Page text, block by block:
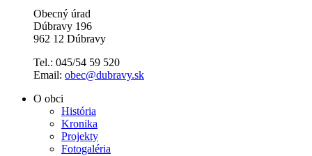
Obecný úrad
Dúbravy 196
962 12 Dúbravy
Tel.: 045/54 59 520
Email: obec@dubravy.sk
O obci
História
Kronika
Projekty
Fotogaléria